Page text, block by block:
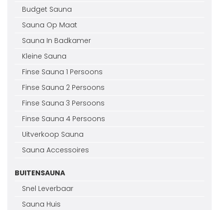
Budget Sauna
Sauna Op Maat
Sauna In Badkamer
Kleine Sauna
Finse Sauna 1 Persoons
Finse Sauna 2 Persoons
Finse Sauna 3 Persoons
Finse Sauna 4 Persoons
Uitverkoop Sauna
Sauna Accessoires
BUITENSAUNA
Snel Leverbaar
Sauna Huis